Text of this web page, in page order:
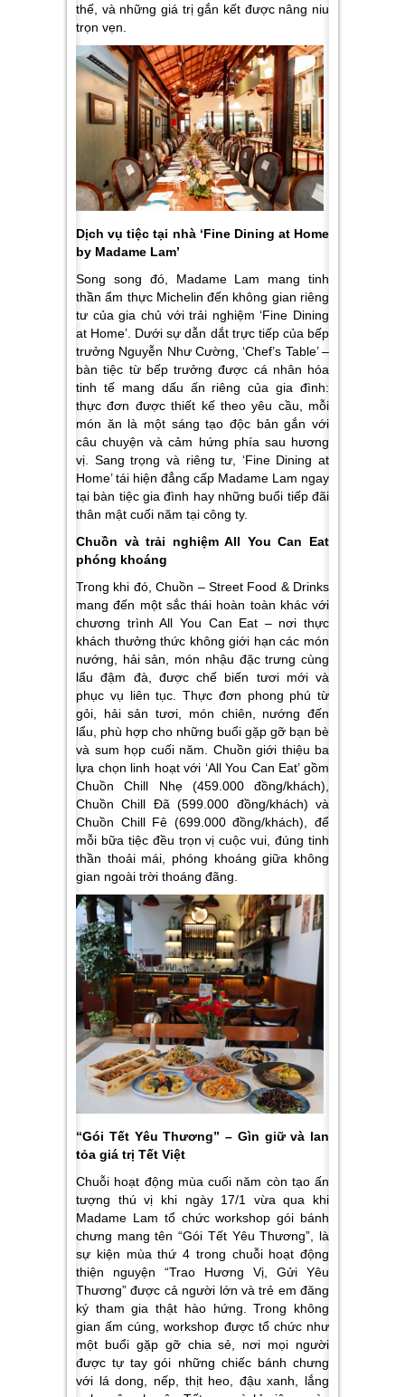
thế, và những giá trị gắn kết được nâng niu
trọn vẹn.
Dịch vụ tiệc tại nhà ‘Fine Dining at Home
by Madame Lam’
Song song đó, Madame Lam mang tinh
thần ẩm thực Michelin đến không gian riêng
tư của gia chủ với trải nghiệm ‘Fine Dining
at Home’. Dưới sự dẫn dắt trực tiếp của bếp
trưởng Nguyễn Như Cường, ‘Chef’s Table’ –
bàn tiệc từ bếp trưởng được cá nhân hóa
tinh tế mang dấu ấn riêng của gia đình:
thực đơn được thiết kế theo yêu cầu, mỗi
món ăn là một sáng tạo độc bản gắn với
câu chuyện và cảm hứng phía sau hương
vị. Sang trọng và riêng tư, ‘Fine Dining at
Home’ tái hiện đẳng cấp Madame Lam ngay
tại bàn tiệc gia đình hay những buổi tiếp đãi
thân mật cuối năm tại công ty.
Chuồn và trải nghiệm All You Can Eat
phóng khoáng
Trong khi đó, Chuồn – Street Food & Drinks
mang đến một sắc thái hoàn toàn khác với
chương trình All You Can Eat – nơi thực
khách thưởng thức không giới hạn các món
nướng, hải sản, món nhậu đặc trưng cùng
lẩu đậm đà, được chế biến tươi mới và
phục vụ liên tục. Thực đơn phong phú từ
gỏi, hải sản tươi, món chiên, nướng đến
lẩu, phù hợp cho những buổi gặp gỡ bạn bè
và sum họp cuối năm. Chuồn giới thiệu ba
lựa chọn linh hoạt với ‘All You Can Eat’ gồm
Chuồn Chill Nhẹ (459.000 đồng/khách),
Chuồn Chill Đã (599.000 đồng/khách) và
Chuồn Chill Fê (699.000 đồng/khách), để
mỗi bữa tiệc đều trọn vị cuộc vui, đúng tinh
thần thoải mái, phóng khoáng giữa không
gian ngoài trời thoáng đãng.
“Gói Tết Yêu Thương” – Gìn giữ và lan
tỏa giá trị Tết Việt
Chuỗi hoạt động mùa cuối năm còn tạo ấn
tượng thú vị khi ngày 17/1 vừa qua khi
Madame Lam tổ chức workshop gói bánh
chưng mang tên “Gói Tết Yêu Thương”, là
sự kiện mùa thứ 4 trong chuỗi hoạt động
thiện nguyện “Trao Hương Vị, Gửi Yêu
Thương” được cả người lớn và trẻ em đăng
ký tham gia thật hào hứng. Trong không
gian ấm cúng, workshop được tổ chức như
một buổi gặp gỡ chia sẻ, nơi mọi người
được tự tay gói những chiếc bánh chưng
với lá dong, nếp, thịt heo, đậu xanh, lắng